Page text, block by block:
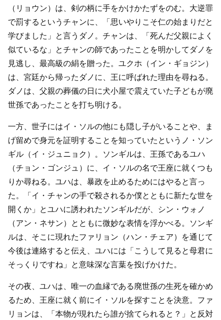
（リョウン）は、剣の柄に手をかけかたずをのむ。大逆罪
で罰するというチャンに、「思いやりこそ仁の始まりだと
学びました」と言うダノ。チャンは、「死んだ父親によく
似ているな」とチャンの師であったことを明かしてダノを
見逃し、最高級の絹を贈った。ユクホ（イン・ギョジン）
は、宮廷から帰ったダノに、王に呼ばれた理由を尋ねる。
ダノは、父親の葬儀の日に犬小屋で震えていた子どもが廃
世孫であったことを打ち明ける。
一方、世子にはイ・ソルの他にも隠し子がいることや、ま
げ留めで身元を証明することを知っていたというノ・ソン
ギル（イ・ジュニョク）。ソンギルは、王孫であるユハ
（チョン・ゴンジュ）に、イ・ソルの名で王座に就くつも
りか尋ねる。ユハは、暴政を止めるためにはやると言っ
た。「イ・チャンの手で殺されるか僕とともに新たな世を
開くか」とユハに誘われたソンギルだが、シン・ウォノ
（アン・ネサン）とともに微妙な表情を浮かべる。ソンギ
ルは、そこに現れたファリョン（ハン・チェア）を通じて
今後は連絡すると伝え、ユハには「こうして見ると母君に
そっくりですね」と意味深な言葉を投げかけた。
その夜、ユハは、唯一の血縁である廃世孫の生死を確かめ
るため、王座に就く前にイ・ソルを探すことを決意。ファ
リョンは、「本物が現れたら誰が捨てられると？」と反対